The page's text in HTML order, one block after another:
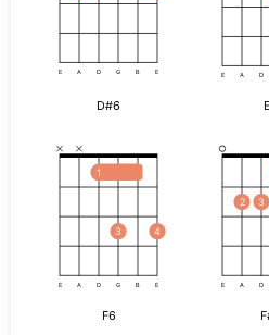
E A D G B E E A D
D#6
1
3 4
E A D G B E
2 3
E A D
F6